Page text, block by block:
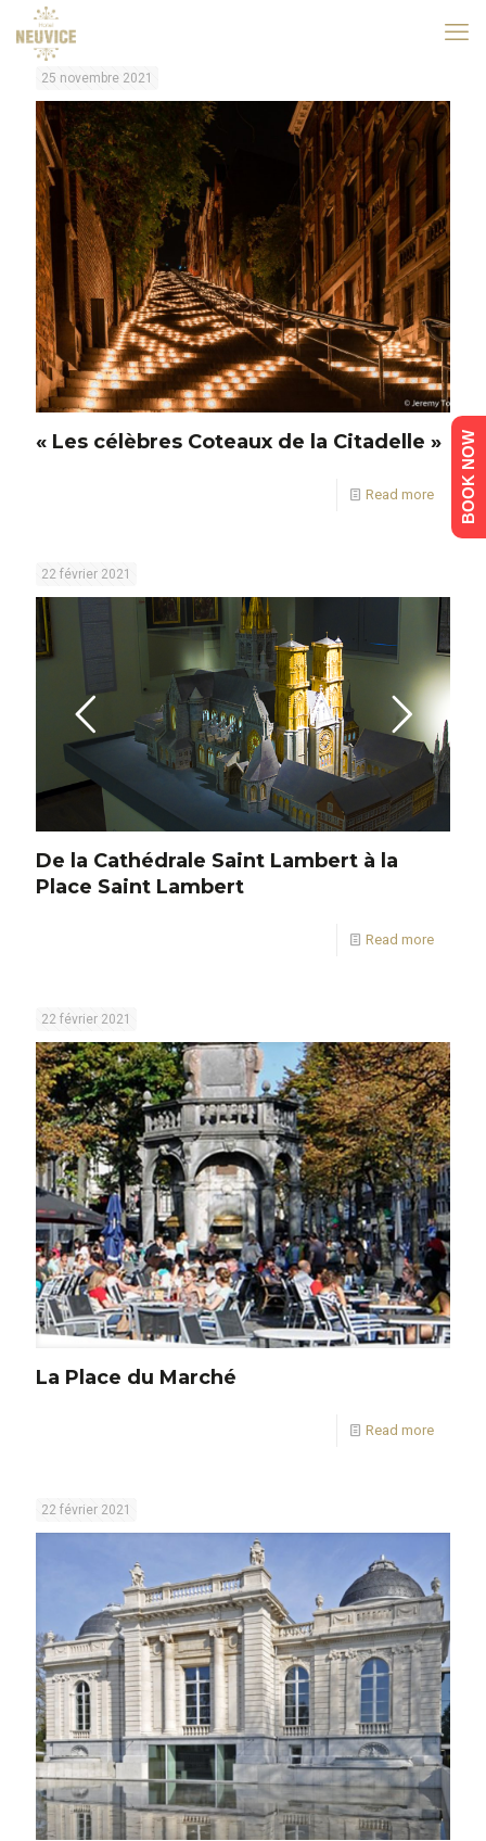
25 novembre 2021
« Les célèbres Coteaux de la Citadelle »
Read more
22 février 2021
De la Cathédrale Saint Lambert à la
Place Saint Lambert
Read more
22 février 2021
La Place du Marché
Read more
22 février 2021
BOOK NOW